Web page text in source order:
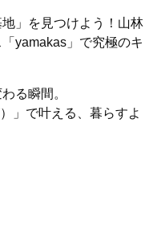
」を見つけよう！山林
yamakas」で究極のキ
る瞬間。
」で叶える、暮らすよ